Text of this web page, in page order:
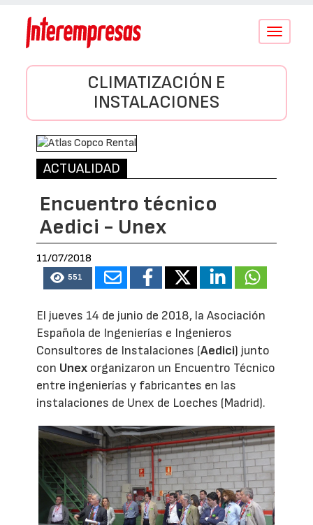
Conmutar
CLIMATIZACIÓN E
INSTALACIONES
ACTUALIDAD
Encuentro técnico
Aedici - Unex
11/07/2018
551
El jueves 14 de junio de 2018, la Asociación
Española de Ingenierías e Ingenieros
Consultores de Instalaciones (Aedici) junto
con Unex organizaron un Encuentro Técnico
entre ingenierías y fabricantes en las
instalaciones de Unex de Loeches (Madrid).